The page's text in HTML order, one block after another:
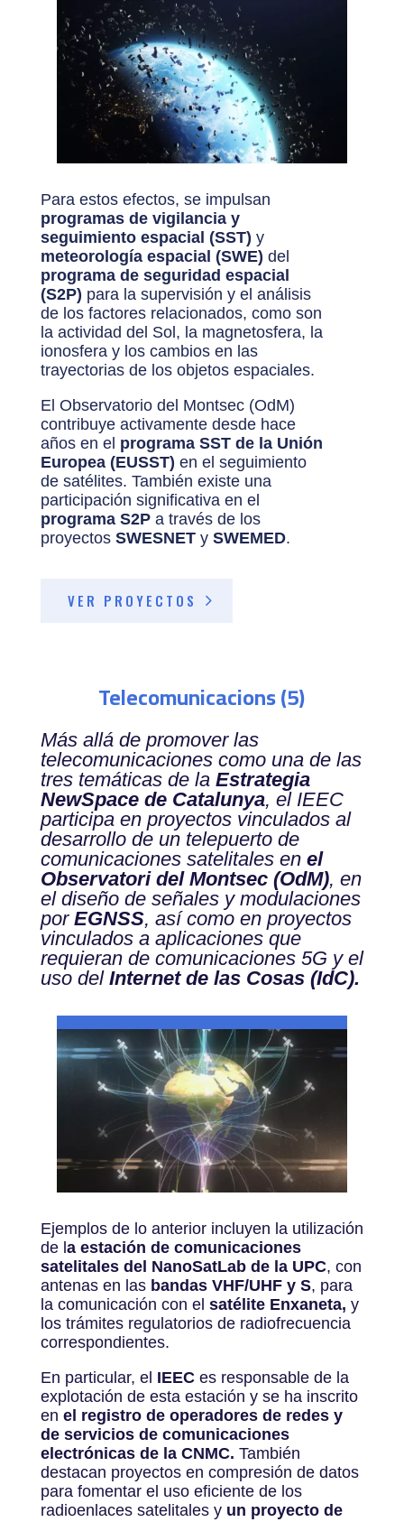
Para estos efectos, se impulsan
programas de vigilancia y
seguimiento espacial (SST) y
meteorología espacial (SWE) del
programa de seguridad espacial
(S2P) para la supervisión y el análisis
de los factores relacionados, como son
la actividad del Sol, la magnetosfera, la
ionosfera y los cambios en las
trayectorias de los objetos espaciales.
El Observatorio del Montsec (OdM)
contribuye activamente desde hace
años en el programa SST de la Unión
Europea (EUSST) en el seguimiento
de satélites. También existe una
participación significativa en el
programa S2Pa través de los
proyectos SWESNETy SWEMED.
VER PROYECTOS
Telecomunicacions (5)
Más allá de promover las
telecomunicaciones como una de las
tres temáticas de la Estrategia
NewSpace de Catalunya, el IEEC
participa en proyectos vinculados al
desarrollo de un telepuerto de
comunicaciones satelitales en el
Observatori del Montsec (OdM), en
el diseño de señales y modulaciones
por EGNSS, así como en proyectos
vinculados a aplicaciones que
requieran de comunicaciones 5G y el
uso del Internet de las Cosas (IdC).
Ejemplos de lo anterior incluyen la utilización
de la estación de comunicaciones
satelitales del NanoSatLab de la UPC, con
antenas en las bandas VHF/UHF y S, para
la comunicación con el satélite Enxaneta, y
los trámites regulatorios de radiofrecuencia
correspondientes.
En particular, el IEECes responsable de la
explotación de esta estación y se ha inscrito
en el registro de operadores de redes y
de servicios de comunicaciones
electrónicas de la CNMC. También
destacan proyectos en compresión de datos
para fomentar el uso eficiente de los
radioenlaces satelitales y un proyecto de